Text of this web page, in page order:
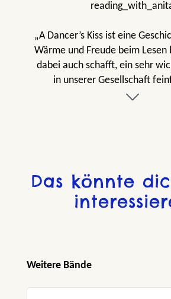
„A Dancer’s Kiss ist eine
Wärme und Freude beim Lesen
dabei auch schafft, ein sehr
in unserer Gesellschaft
respektvoll darzustellen und
Das könnte
Produktgalerie überspringen
Weitere Bände